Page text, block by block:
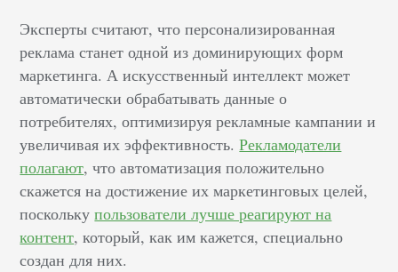
Эксперты считают, что персонализированная
реклама станет одной из доминирующих форм
маркетинга. А искусственный интеллект может
автоматически обрабатывать данные о
потребителях, оптимизируя рекламные кампании и
увеличивая их эффективность.Рекламодатели
полагают, что автоматизация положительно
скажется на достижение их маркетинговых целей,
посколькупользователи лучше реагируют на
контент, который, как им кажется, специально
создан для них.